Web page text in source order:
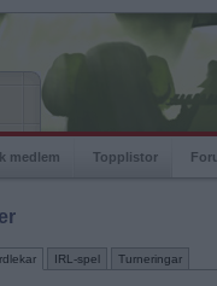
medlem Topplistor
IRL-spel Turneringar